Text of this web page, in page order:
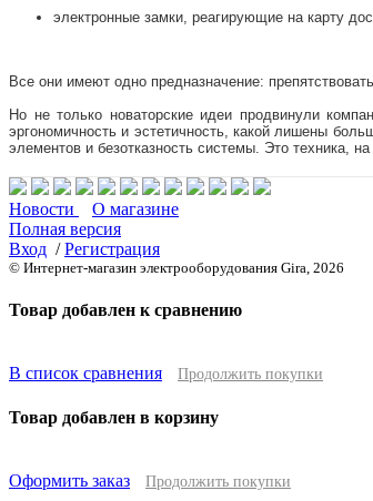
электронные замки, реагирующие на карту
Все они имеют одно предназначение:
Но не только новаторские идеи продвинули
эргономичность и эстетичность, какой лишены
элементов и безотказность системы. Это техника,
Новости
О магазине
Полная версия
Вход /Регистрация
© Интернет-магазин электрооборудования Gira, 2026
Товар добавлен к сравнению
В список сравнения Продолжить покупки
Товар добавлен в корзину
Оформить заказ Продолжить покупки